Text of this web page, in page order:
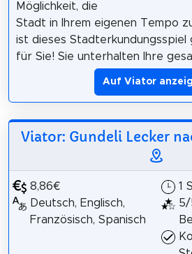
Möglichkeit, die
Stadt in Ihrem eigenen Tempo
ist dieses Stadterkundungsspiel
für Sie! Sie unterhalten Ihre
Auf Viator
Viator: Gundeli Lecker
8,86€
Deutsch, Englisch,
Französisch, Spanisch
1
5/